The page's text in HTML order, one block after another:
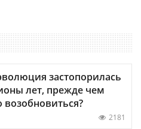
застопорилась
лет, прежде чем
возобновиться?
2181